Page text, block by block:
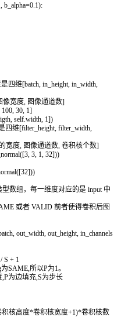
b_alpha=0.1):
四维[batch, in_height, in_width,
像宽度, 图像通道数]
30, 1]
self width 1])
四维[filter_height, filter_width,
宽度, 图像通道数, 卷积核个数]
([3 3 1 32]))
([32]))
数组，每一维度对应的是 input 中
或者 VALID 前者使得卷积后图
out_width, out_height, in_channels
S + 1
所以P为1。
为边填充,S为步长
核高度*卷积核宽度+1)*卷积核数